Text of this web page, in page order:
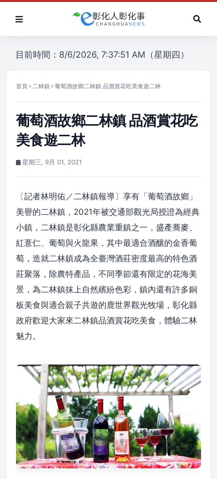
目前時間：8/6/2026, 7:37:51 AM（星期四）
首頁 二林鎮 葡萄酒故鄉二林鎮 品酒賞花吃美食遊二林
葡萄酒故鄉二林鎮 品酒賞花吃
美食遊二林
星期三, 9月 01, 2021
〔記者林明佑／二林鎮報導〕享有「葡萄酒故鄉」
美譽的二林鎮，2021年被交通部觀光局授證為經典
小鎮，二林鎮是彰化縣農業重鎮之一，盛產蕎麥、
紅薏仁、葡萄與火龍果，其中最適合酒釀的金香葡
萄，造就二林鎮成為全臺灣酒莊密度最高的特色酒
莊聚落，除農特產品，不同季節還有限定的花海美
景，為二林鎮抹上自然繽紛色彩，鎮內還有許多銅
板美食與適合親子共遊的鹿世界觀光牧場，彰化縣
政府歡迎大家來二林鎮品酒賞花吃美食，體驗二林
魅力。